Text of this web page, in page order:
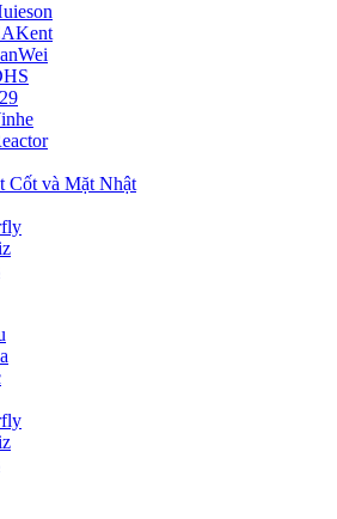
Cốt và Mặt Nhật